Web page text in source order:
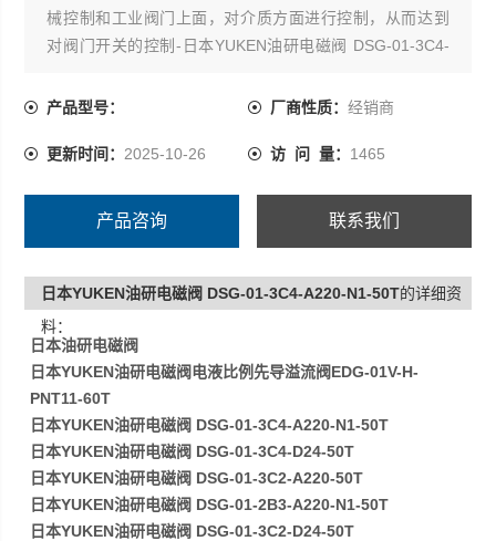
械控制和工业阀门上面，对介质方面进行控制，从而达到
对阀门开关的控制-日本YUKEN油研电磁阀 DSG-01-3C4-
产品型号：
厂商性质： 经销商
更新时间： 2025-10-26 访 问 量： 1465
产品咨询 联系我们
日本YUKEN油研电磁阀 DSG-01-3C4-A220-N1-50T的详细资
料：
日本油研电磁阀
日本YUKEN油研电磁阀电液比例先导溢流阀EDG-01V-H-
PNT11-60T
日本YUKEN油研电磁阀 DSG-01-3C4-A220-N1-50T
日本YUKEN油研电磁阀 DSG-01-3C4-D24-50T
日本YUKEN油研电磁阀 DSG-01-3C2-A220-50T
日本YUKEN油研电磁阀 DSG-01-2B3-A220-N1-50T
日本YUKEN油研电磁阀 DSG-01-3C2-D24-50T